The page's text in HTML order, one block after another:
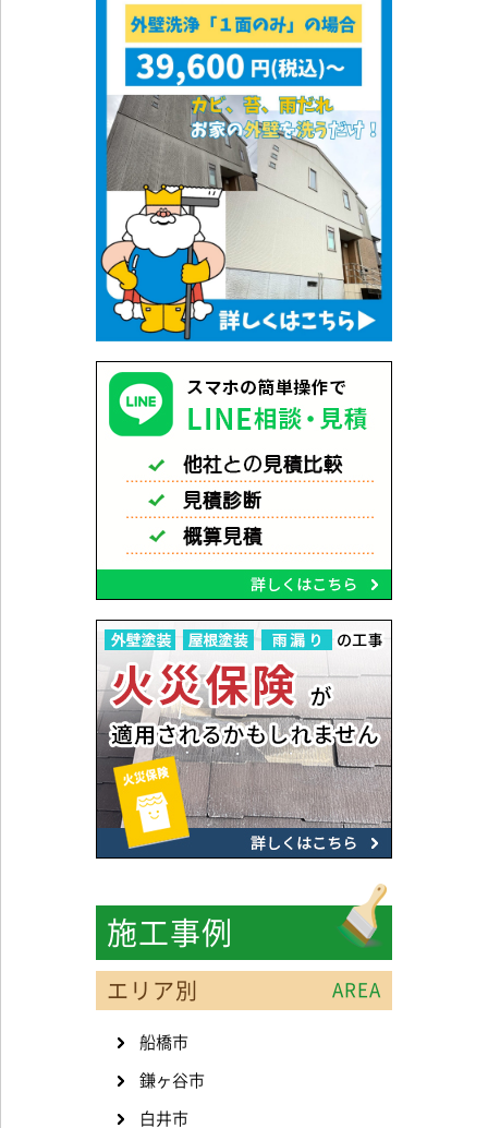
施工事例
エリア別 AREA
船橋市
鎌ヶ谷市
白井市